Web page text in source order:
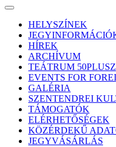
Toggle
navigationHELYSZÍNEK
HÍREK
ARCHÍVUM
TEÁTRUM 50PLUSZ
EVENTS FOR
GALÉRIA
SZENTENDREI
TÁMOGATÓK
ELÉRHETŐSÉGEK
KÖZÉRDEKŰ
JEGYVÁSÁRLÁS